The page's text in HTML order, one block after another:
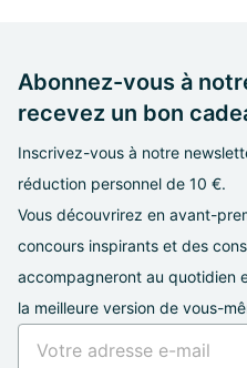
Abonnez-vous à
recevez un bon
Inscrivez-vous à notre
réduction personnel de 10 €.
Vous découvrirez en avant-
concours inspirants et des
accompagneront au quotidien
la meilleure version de vous-